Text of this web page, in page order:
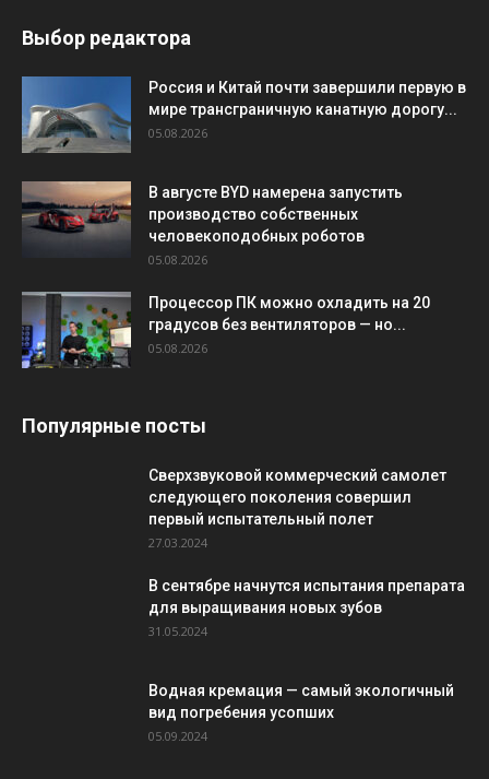
Выбор редактора
Россия и Китай почти завершили первую в
мире трансграничную канатную дорогу...
05.08.2026
В августе BYD намерена запустить
производство собственных
человекоподобных роботов
05.08.2026
Процессор ПК можно охладить на 20
градусов без вентиляторов — но...
05.08.2026
Популярные посты
Сверхзвуковой коммерческий самолет
следующего поколения совершил
первый испытательный полет
27.03.2024
В сентябре начнутся испытания препарата
для выращивания новых зубов
31.05.2024
Водная кремация — самый экологичный
вид погребения усопших
05.09.2024